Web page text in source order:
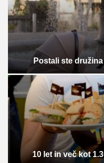
Postali ste
10 let in več kot